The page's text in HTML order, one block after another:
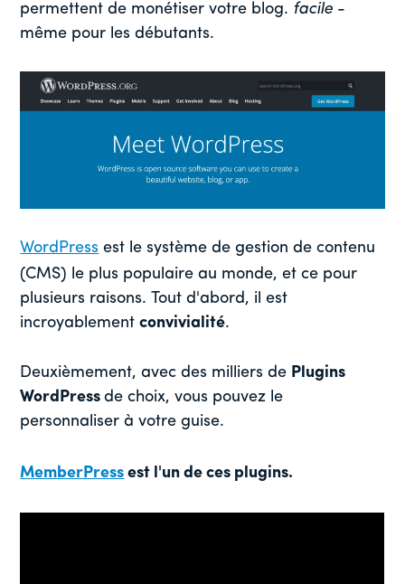
permettent de monétiser votre blog. facile -
même pour les débutants.
WordPress est le système de gestion de contenu
(CMS) le plus populaire au monde, et ce pour
plusieurs raisons. Tout d'abord, il est
incroyablementconvivialité.
Deuxièmement, avec des milliers de Plugins
WordPressde choix, vous pouvez le
personnaliser à votre guise.
MemberPress est l'un de ces plugins.